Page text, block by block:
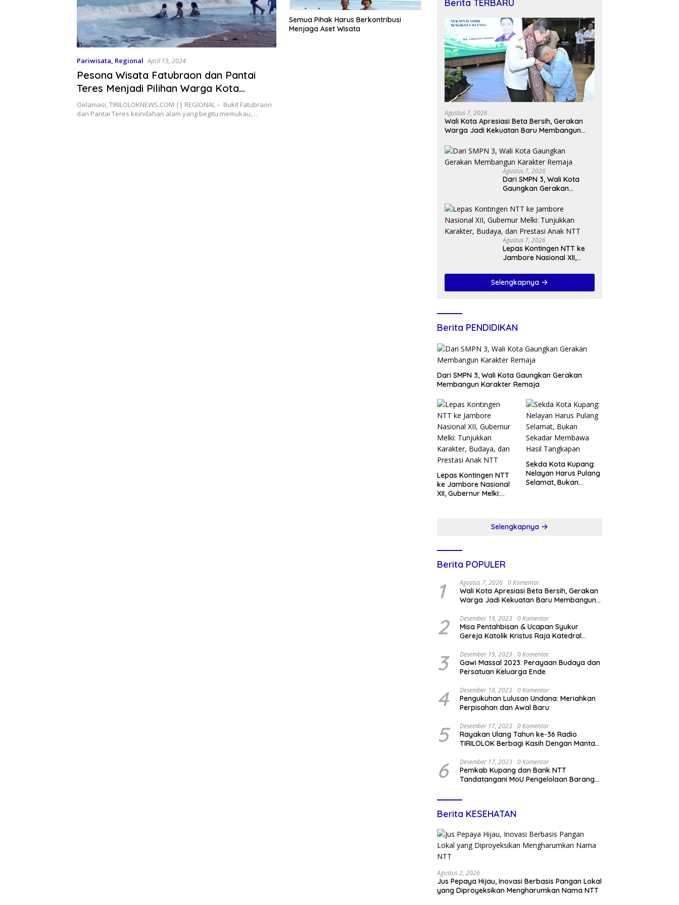
Pariwisata, Regional April 15, 2024
Pesona Wisata Fatubraon dan Pantai
Teres Menjadi Pilihan Warga Kota
Kupang
Oelamasi, TIRILOLOKNEWS.COM || REGIONAL – Bukit Fatubraon
dan Pantai Teres keindahan alam yang begitu memukau,…
Semua Pihak Harus Berkontribusi
Menjaga Aset Wisata
Berita TERBARU
Agustus 7, 2026
Wali Kota Apresiasi Beta Bersih, Gerakan
Warga Jadi Kekuatan Baru Membangun
Agustus 7, 2026
Dari SMPN 3, Wali Kota
Gaungkan Gerakan
Remaja
Agustus 7, 2026
Lepas Kontingen NTT ke
Jambore Nasional XII,
Karakter, Budaya, dan
Prestasi Anak NTT
Selengkapnya
Berita PENDIDIKAN
Dari SMPN 3, Wali Kota Gaungkan Gerakan
Membangun Karakter Remaja
Lepas Kontingen NTT
ke Jambore Nasional
XII, Gubernur Melki:
Sekda Kota Kupang:
Nelayan Harus Pulang
Selamat, Bukan
Selengkapnya
Berita POPULER
1 Agustus 7, 2026 0 Komentar
Wali Kota Apresiasi Beta Bersih, Gerakan
Warga Jadi Kekuatan Baru Membangun
2 Desember 19, 2023 0 Komentar
Misa Pentahbisan & Ucapan Syukur
Gereja Katolik Kristus Raja Katedral
3 Desember 19, 2023 0 Komentar
Gawi Massal 2023: Perayaan Budaya dan
Persatuan Keluarga Ende
4 Desember 18, 2023 0 Komentar
Pengukuhan Lulusan Undana: Meriahkan
Perpisahan dan Awal Baru
5 Desember 17, 2023 0 Komentar
Rayakan Ulang Tahun ke-36 Radio
TIRILOLOK Berbagi Kasih Dengan Mantan
6 Desember 17, 2023 0 Komentar
Pemkab Kupang dan Bank NTT
Tandatangani MoU Pengelolaan Barang
Pemda
Berita KESEHATAN
Agustus 2, 2026
Jus Pepaya Hijau, Inovasi Berbasis Pangan Lokal
yang Diproyeksikan Mengharumkan Nama NTT